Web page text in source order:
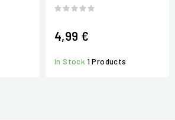
4,99 €
In Stock 1 Products